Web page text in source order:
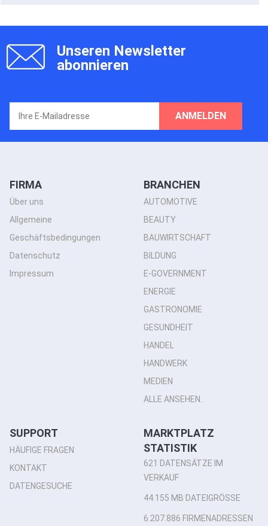
Unseren Newsletter
abonnieren
ANMELDEN
FIRMA
Über uns
Allgemeine
Geschäftsbedingungen
Datenschutz
Impressum
BRANCHEN
AUTOMOTIVE
BEAUTY
BAUWIRTSCHAFT
BILDUNG
E-GOVERNMENT
ENERGIE
GASTRONOMIE
GESUNDHEIT
HANDEL
HANDWERK
MEDIEN
ALLE ANSEHEN..
SUPPORT
HÄUFIGE FRAGEN
KONTAKT
DATENGESUCHE
MARKTPLATZ
STATISTIK
621 DATENSÄTZE IM
VERKAUF
44.155 MB DATEIGRÖSSE
6.207.886 FIRMENADRESSEN